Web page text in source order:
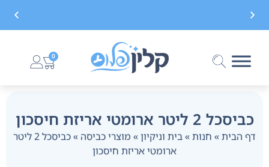
משלוח חינם בקנייה מעל 299 ₪, לא כולל בישום 0
כביסכל 2 ליטר ארומטי אריזת חיסכון
דף הבית» חנות»בית וניקיון» מוצרי כביסה »
כביסכל 2 ליטר
ארומטי אריזת חיסכון